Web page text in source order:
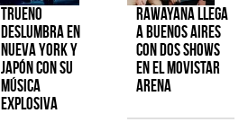
TRUENO
deslumbra en
Nueva York y
Japón con su
música
explosiva
Rawayana llega
a Buenos Aires
con dos shows
en el Movistar
Arena